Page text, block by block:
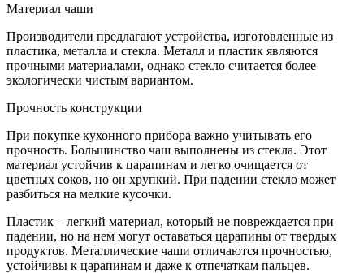
Материал чаши
Производители предлагают устройства, изготовленные из
пластика, металла и стекла. Металл и пластик являются
прочными материалами, однако стекло считается более
экологически чистым вариантом.
Прочность конструкции
При покупке кухонного прибора важно учитывать его
прочность. Большинство чаш выполнены из стекла. Этот
материал устойчив к царапинам и легко очищается от
цветных соков, но он хрупкий. При падении стекло может
разбиться на мелкие кусочки.
Пластик – легкий материал, который не повреждается при
падении, но на нем могут оставаться царапины от твердых
продуктов. Металлические чаши отличаются прочностью,
устойчивы к царапинам и даже к отпечаткам пальцев.